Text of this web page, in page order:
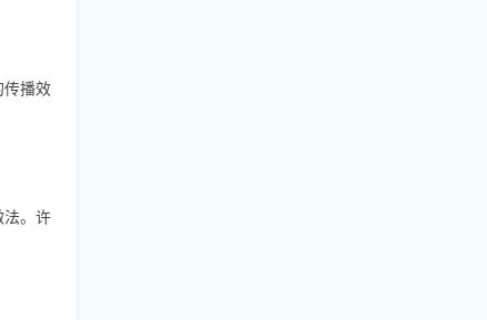
播效
。许